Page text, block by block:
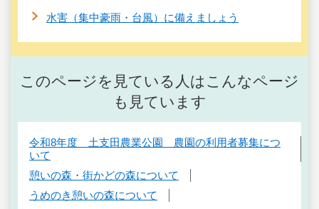
水害（集中豪雨・台風）に備えましょう
このページを見ている人はこんなページ
も見ています
令和8年度 土支田農業公園 農園の利用者募集につ
いて
憩いの森・街かどの森について
うめのき憩いの森について